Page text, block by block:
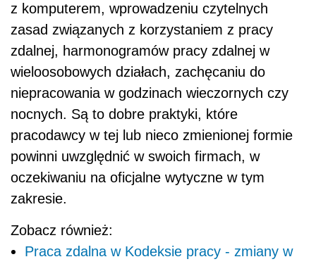
z komputerem, wprowadzeniu czytelnych
zasad związanych z korzystaniem z pracy
zdalnej, harmonogramów pracy zdalnej w
wieloosobowych działach, zachęcaniu do
niepracowania w godzinach wieczornych czy
nocnych. Są to dobre praktyki, które
pracodawcy w tej lub nieco zmienionej formie
powinni uwzględnić w swoich firmach, w
oczekiwaniu na oficjalne wytyczne w tym
zakresie.
Zobacz również:
Praca zdalna w Kodeksie pracy - zmiany w